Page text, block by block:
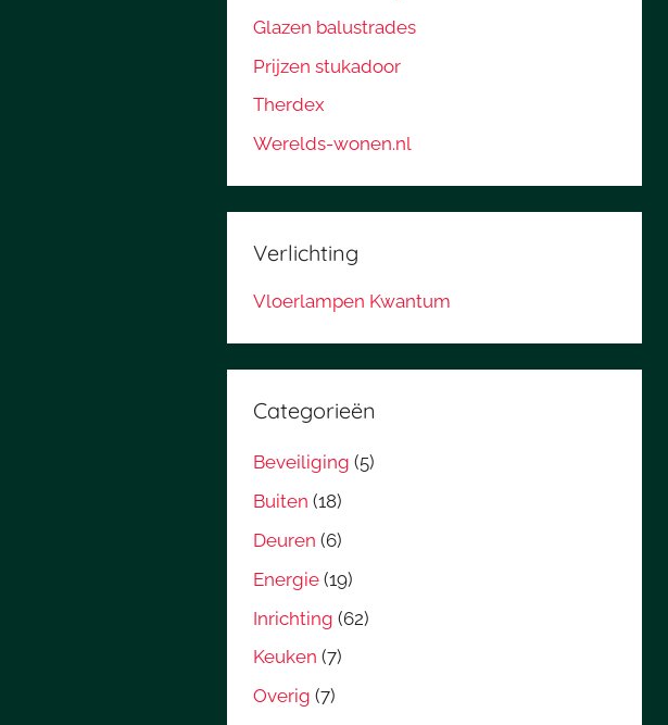
Glazen balustrades
Prijzen stukadoor
Therdex
Werelds-wonen.nl
Verlichting
Vloerlampen Kwantum
Categorieën
Beveiliging (5)
Buiten (18)
Deuren (6)
Energie (19)
Inrichting (62)
Keuken (7)
Overig (7)